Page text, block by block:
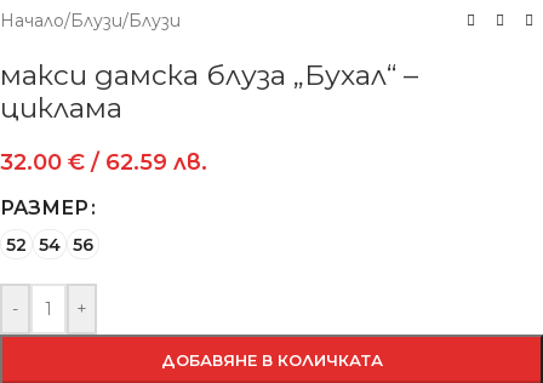
Начало/Блузи/Блузи
макси дамска блуза „Бухал“ –
циклама
32.00 € / 62.59 лв.
РАЗМЕР
52 54 56
- +
ДОБАВЯНЕ В КОЛИЧКАТА